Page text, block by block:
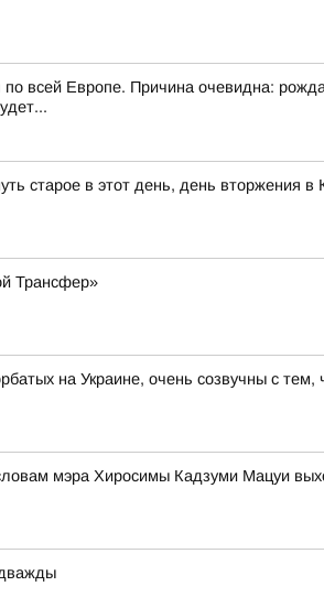
всей Европе. Причина очевидна:
старое в этот день, день вторжения в
Трансфер»
на Украине, очень созвучны с тем,
мэра Хиросимы Кадзуми Мацуи